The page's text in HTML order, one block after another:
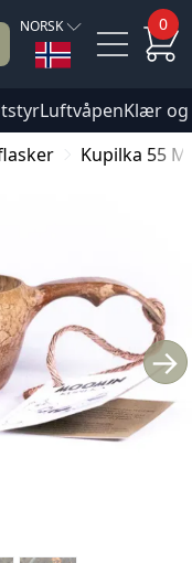
NORSK 0
LuftvåpenKlær
Kupilka 55
→